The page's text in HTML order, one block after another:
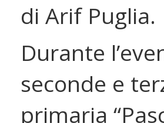
di Arif Puglia.
Durante
seconde e
primaria